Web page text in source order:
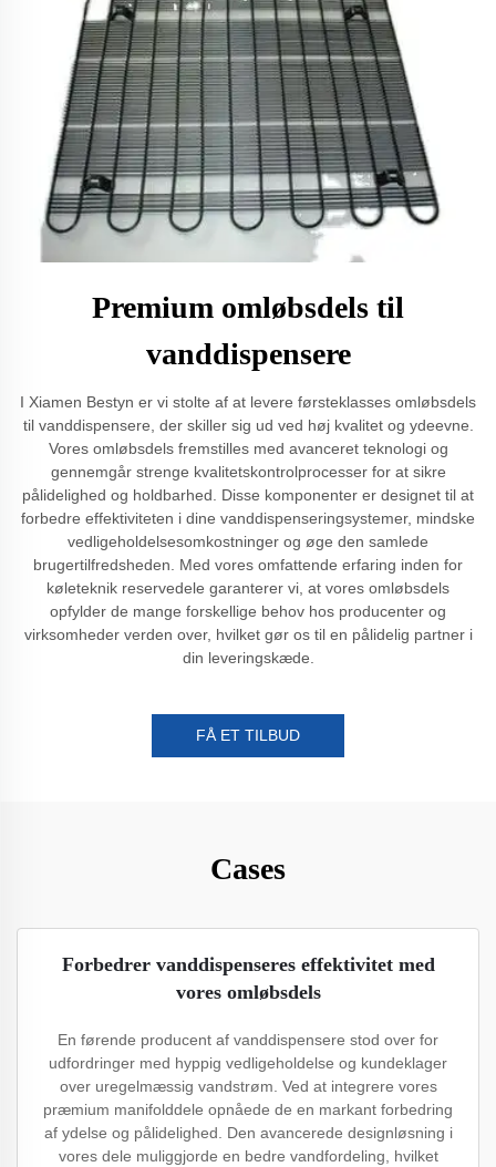
Premium omløbsdels til
vanddispensere
I Xiamen Bestyn er vi stolte af at levere førsteklasses omløbsdels
til vanddispensere, der skiller sig ud ved høj kvalitet og ydeevne.
Vores omløbsdels fremstilles med avanceret teknologi og
gennemgår strenge kvalitetskontrolprocesser for at sikre
pålidelighed og holdbarhed. Disse komponenter er designet til at
forbedre effektiviteten i dine vanddispenseringsystemer, mindske
vedligeholdelsesomkostninger og øge den samlede
brugertilfredsheden. Med vores omfattende erfaring inden for
køleteknik reservedele garanterer vi, at vores omløbsdels
opfylder de mange forskellige behov hos producenter og
virksomheder verden over, hvilket gør os til en pålidelig partner i
din leveringskæde.
FÅ ET TILBUD
Cases
Forbedrer vanddispenseres effektivitet med
vores omløbsdels
En førende producent af vanddispensere stod over for
udfordringer med hyppig vedligeholdelse og kundeklager
over uregelmæssig vandstrøm. Ved at integrere vores
præmium manifolddele opnåede de en markant forbedring
af ydelse og pålidelighed. Den avancerede designløsning i
vores dele muliggjorde en bedre vandfordeling, hvilket